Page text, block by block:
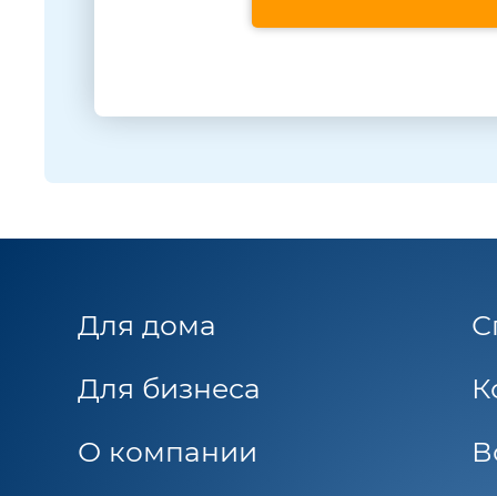
Для дома
Для бизнеса
О компании